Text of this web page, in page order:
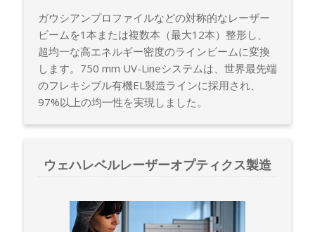
ガウシアンプロファイルなどの対称的なレーザー
ビームを1本または複数本（最大12本）整形し、
超均一な高エネルギー密度のラインビームに変換
します。750 mm UV-Lineシステムは、世界最先端
のフレキシブル有機EL製造ラインに採用され、
97%以上の均一性を実現しました。
ウェハレベルレーザーオプティクス製造